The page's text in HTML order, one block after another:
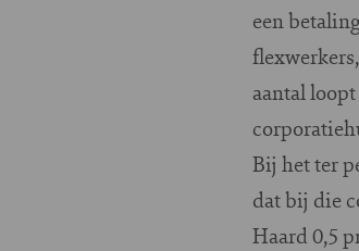
een
aantal
Bij het ter
dat bij die
Haard 0,5